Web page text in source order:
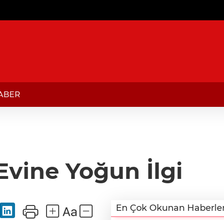
Yoğun İlgi
En Çok Okunan